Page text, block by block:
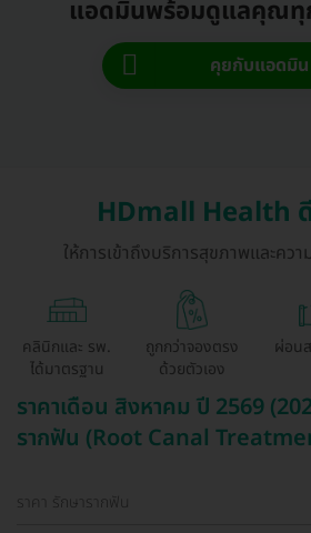
แอดมินพร้อมดูแลคุณทุ
คุยกับแอดมิ
HDmall Health ดี
ให้การเข้าถึงบริการสุขภาพและควา
คลินิกและ รพ.
ได้มาตรฐาน
ถูกกว่าจองตรง
ด้วยตัวเอง
ผ่อน
ราคาเดือน สิงหาคม ปี 2569
รากฟัน (Root Canal
ราคา รักษารากฟัน